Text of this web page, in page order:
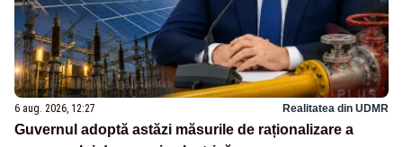
6 aug. 2026, 12:27 Realitatea din UDMR
Guvernul adoptă astăzi măsurile de raționalizare a